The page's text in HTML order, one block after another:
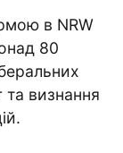
в NRW
80
та визнання